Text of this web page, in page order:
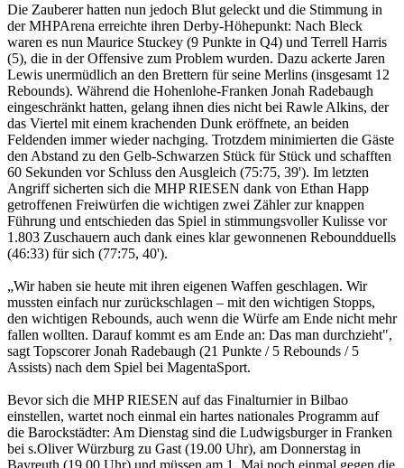
Die Zauberer hatten nun jedoch Blut geleckt und die Stimmung in
der MHPArena erreichte ihren Derby-Höhepunkt: Nach Bleck
waren es nun Maurice Stuckey (9 Punkte in Q4) und Terrell Harris
(5), die in der Offensive zum Problem wurden. Dazu ackerte Jaren
Lewis unermüdlich an den Brettern für seine Merlins (insgesamt 12
Rebounds). Während die Hohenlohe-Franken Jonah Radebaugh
eingeschränkt hatten, gelang ihnen dies nicht bei Rawle Alkins, der
das Viertel mit einem krachenden Dunk eröffnete, an beiden
Feldenden immer wieder nachging. Trotzdem minimierten die Gäste
den Abstand zu den Gelb-Schwarzen Stück für Stück und schafften
60 Sekunden vor Schluss den Ausgleich (75:75, 39'). Im letzten
Angriff sicherten sich die MHP RIESEN dank von Ethan Happ
getroffenen Freiwürfen die wichtigen zwei Zähler zur knappen
Führung und entschieden das Spiel in stimmungsvoller Kulisse vor
1.803 Zuschauern auch dank eines klar gewonnenen Reboundduells
(46:33) für sich (77:75, 40').
„Wir haben sie heute mit ihren eigenen Waffen geschlagen. Wir
mussten einfach nur zurückschlagen – mit den wichtigen Stopps,
den wichtigen Rebounds, auch wenn die Würfe am Ende nicht mehr
fallen wollten. Darauf kommt es am Ende an: Das man durchzieht",
sagt Topscorer Jonah Radebaugh (21 Punkte / 5 Rebounds / 5
Assists) nach dem Spiel bei MagentaSport.
Bevor sich die MHP RIESEN auf das Finalturnier in Bilbao
einstellen, wartet noch einmal ein hartes nationales Programm auf
die Barockstädter: Am Dienstag sind die Ludwigsburger in Franken
bei s.Oliver Würzburg zu Gast (19.00 Uhr), am Donnerstag in
Bayreuth (19.00 Uhr) und müssen am 1. Mai noch einmal gegen die